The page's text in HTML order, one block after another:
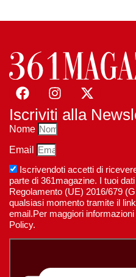
Iscriviti alla
Nome
Email
Iscrivendoti accetti di
parte di 361magazine. I tuoi
Regolamento (UE) 2016/679
qualsiasi momento tramite il
email.Per maggiori
Policy.